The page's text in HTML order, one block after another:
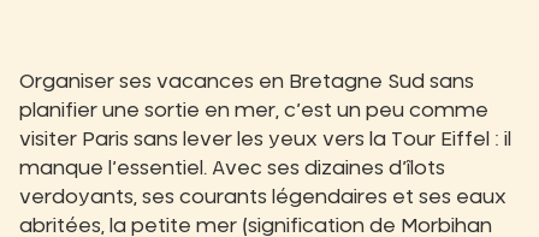
Organiser ses vacances en Bretagne Sud sans
planifier une sortie en mer, c’est un peu comme
visiter Paris sans lever les yeux vers la Tour Eiffel : il
manque l’essentiel. Avec ses dizaines d’îlots
verdoyants, ses courants légendaires et ses eaux
abritées, la petite mer (signification de Morbihan